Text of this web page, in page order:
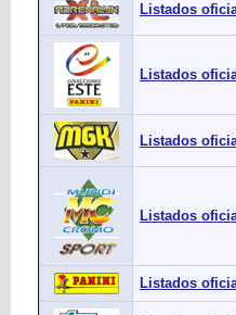
Listados
Listados
Listados
Listados
Listados